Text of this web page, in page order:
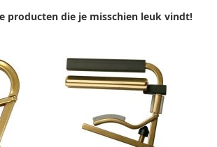
producten die je misschien leuk vindt!